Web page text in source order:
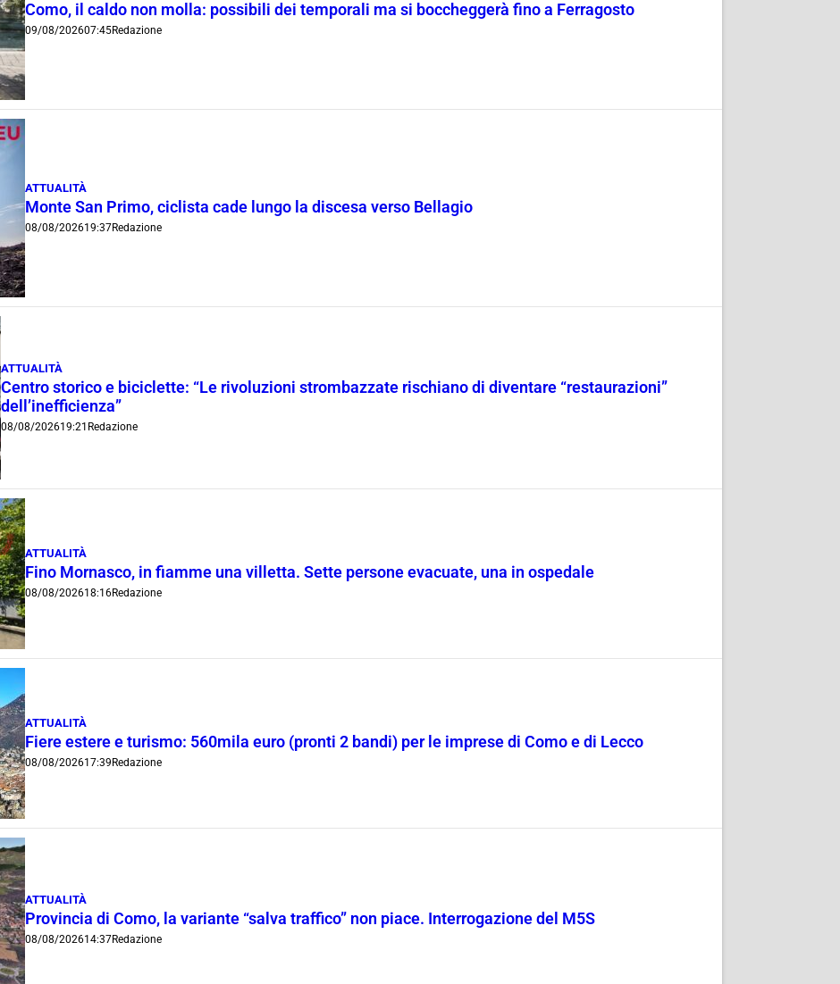
Como, il caldo non molla: possibili dei temporali ma si boccheggerà fino a Ferragosto
09/08/202607:45Redazione
ATTUALITÀ
Monte San Primo, ciclista cade lungo la discesa verso Bellagio
08/08/202619:37Redazione
ATTUALITÀ
Centro storico e biciclette: “Le rivoluzioni strombazzate rischiano di diventare “restaurazioni”
dell’inefficienza”
08/08/202619:21 Redazione
ATTUALITÀ
Fino Mornasco, in fiamme una villetta. Sette persone evacuate, una in ospedale
08/08/202618:16Redazione
ATTUALITÀ
Fiere estere e turismo: 560mila euro (pronti 2 bandi) per le imprese di Como e di Lecco
08/08/202617:39 Redazione
ATTUALITÀ
Provincia di Como, la variante “salva traffico” non piace. Interrogazione del M5S
08/08/202614:37Redazione